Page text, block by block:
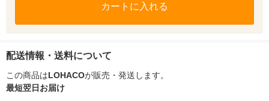
カートに入れる
配送情報・送料について
この商品はLOHACOが販売・発送します。
最短翌日お届け